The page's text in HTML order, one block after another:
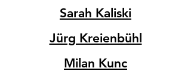
Sarah Kaliski
Jürg Kreienbühl
Milan Kunc